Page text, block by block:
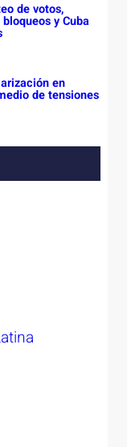
de votos,
y Cuba
en
de tensiones